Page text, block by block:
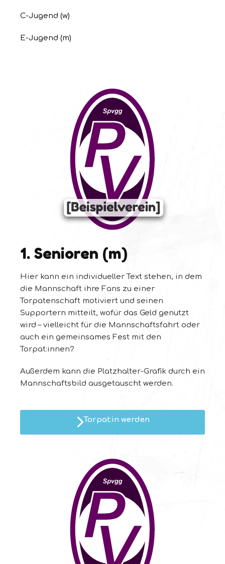
C-Jugend (w)
E-Jugend (m)
1. Senioren (m)
Hier kann ein individueller Text stehen, in dem
die Mannschaft ihre Fans zu einer
Torpatenschaft motiviert und seinen
Supportern mitteilt, wofür das Geld genutzt
wird – vielleicht für die Mannschaftsfahrt oder
auch ein gemeinsames Fest mit den
Torpat:innen?
Außerdem kann die Platzhalter-Grafik durch ein
Mannschaftsbild ausgetauscht werden.
Torpat:in werden